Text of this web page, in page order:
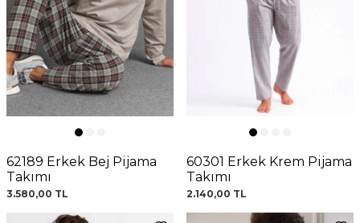
62189 Erkek Bej Pijama
Takımı
3.580,00 TL
60301 Erkek Krem Pijama
Takımı
2.140,00 TL